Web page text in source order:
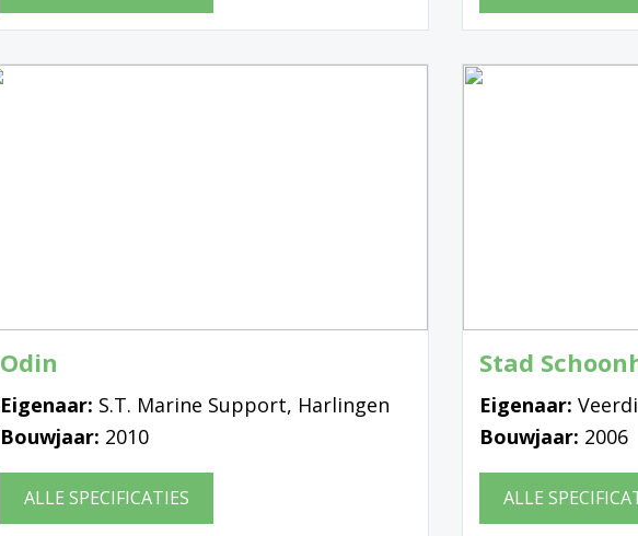
Odin
Eigenaar: S.T. Marine Support, Harlingen
Bouwjaar: 2010
ALLE SPECIFICATIES
Stad
Eigenaar:
Bouwjaar: 2006
ALLE